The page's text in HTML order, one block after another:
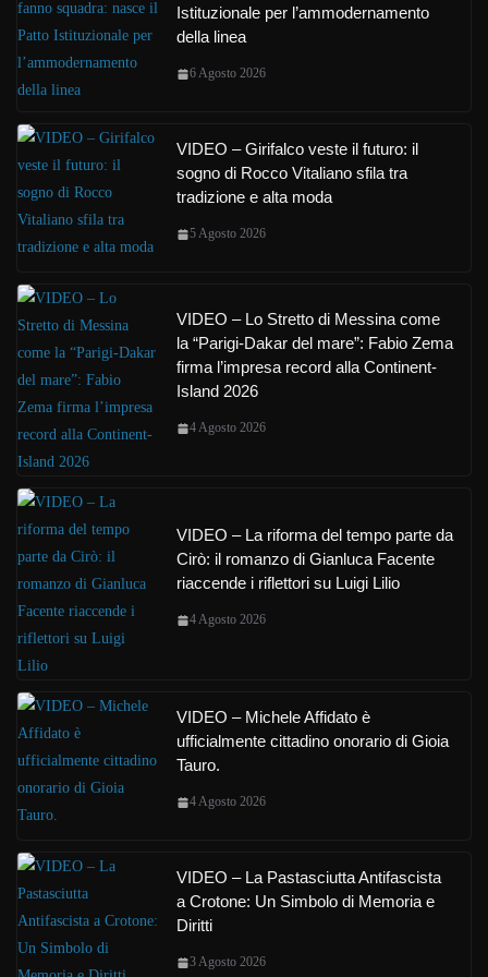
Istituzionale per l’ammodernamento
della linea
6 Agosto 2026
VIDEO – Girifalco veste il futuro: il
sogno di Rocco Vitaliano sfila tra
tradizione e alta moda
5 Agosto 2026
VIDEO – Lo Stretto di Messina come
la “Parigi-Dakar del mare”: Fabio Zema
firma l’impresa record alla Continent-
Island 2026
4 Agosto 2026
VIDEO – La riforma del tempo parte da
Cirò: il romanzo di Gianluca Facente
riaccende i riflettori su Luigi Lilio
4 Agosto 2026
VIDEO – Michele Affidato è
ufficialmente cittadino onorario di Gioia
Tauro.
4 Agosto 2026
VIDEO – La Pastasciutta Antifascista
a Crotone: Un Simbolo di Memoria e
Diritti
3 Agosto 2026